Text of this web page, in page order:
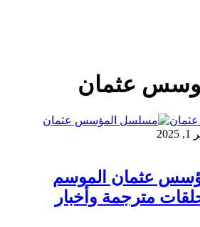
عثمان
عثمان الموسم
مترجمة وأخبار